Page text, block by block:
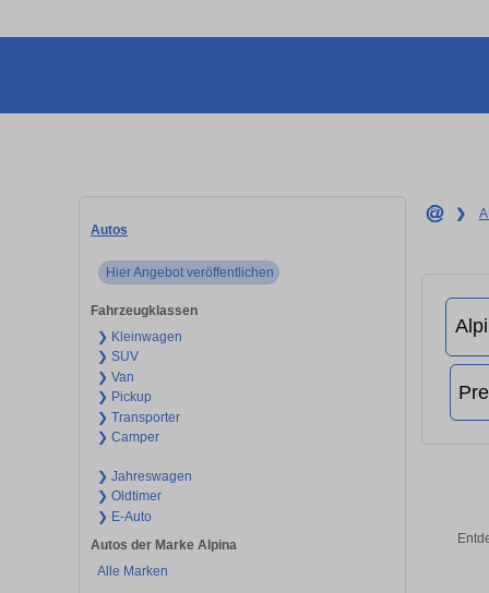
Autos
Hier Angebot veröffentlichen
Fahrzeugklassen
❯ Kleinwagen
❯ SUV
❯ Van
❯ Pickup
❯ Transporter
❯ Camper
❯ Jahreswagen
❯ Oldtimer
❯ E-Auto
Autos der Marke Alpina
Alle Marken
❯